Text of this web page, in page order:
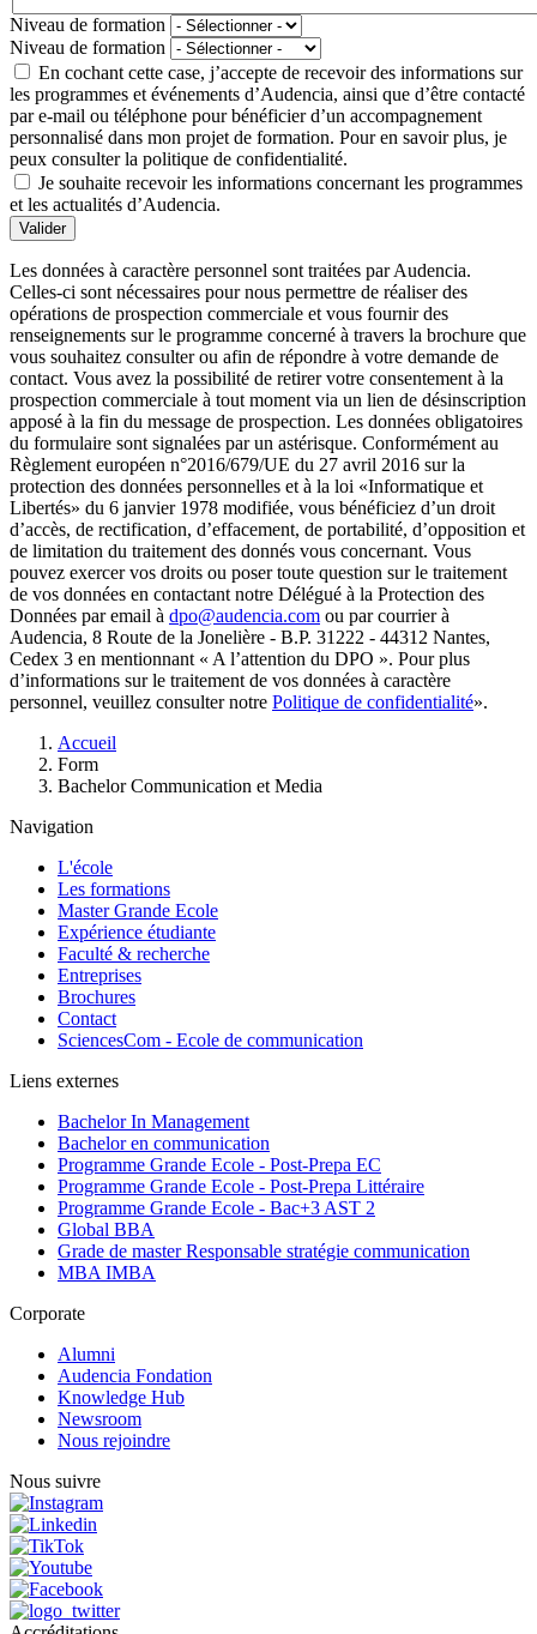
Niveau de formation
Niveau de formation
En cochant cette case, j’accepte de recevoir des informations sur
les programmes et événements d’Audencia, ainsi que d’être contacté
par e-mail ou téléphone pour bénéficier d’un accompagnement
personnalisé dans mon projet de formation. Pour en savoir plus, je
peux consulter la politique de confidentialité.
Je souhaite recevoir les informations concernant les programmes
et les actualités d’Audencia.
Valider
Les données à caractère personnel sont traitées par Audencia.
Celles-ci sont nécessaires pour nous permettre de réaliser des
opérations de prospection commerciale et vous fournir des
renseignements sur le programme concerné à travers la brochure que
vous souhaitez consulter ou afin de répondre à votre demande de
contact. Vous avez la possibilité de retirer votre consentement à la
prospection commerciale à tout moment via un lien de désinscription
apposé à la fin du message de prospection. Les données obligatoires
du formulaire sont signalées par un astérisque. Conformément au
Règlement européen n°2016/679/UE du 27 avril 2016 sur la
protection des données personnelles et à la loi «Informatique et
Libertés» du 6 janvier 1978 modifiée, vous bénéficiez d’un droit
d’accès, de rectification, d’effacement, de portabilité, d’opposition et
de limitation du traitement des donnés vous concernant. Vous
pouvez exercer vos droits ou poser toute question sur le traitement
de vos données en contactant notre Délégué à la Protection des
Données par email à dpo@audencia.com ou par courrier à
Audencia, 8 Route de la Jonelière - B.P. 31222 - 44312 Nantes,
Cedex 3 en mentionnant « A l’attention du DPO ». Pour plus
d’informations sur le traitement de vos données à caractère
personnel, veuillez consulter notre Politique de confidentialité».
d'Ariane
Accueil
Form
Bachelor Communication et Media
Navigation
L'école
Les formations
Master Grande Ecole
Expérience étudiante
Faculté & recherche
Entreprises
Brochures
Contact
SciencesCom - Ecole de communication
Liens externes
Bachelor In Management
Bachelor en communication
Programme Grande Ecole - Post-Prepa EC
Programme Grande Ecole - Post-Prepa Littéraire
Programme Grande Ecole - Bac+3 AST 2
Global BBA
Grade de master Responsable stratégie communication
MBA IMBA
Corporate
Alumni
Audencia Fondation
Knowledge Hub
Newsroom
Nous rejoindre
Nous suivre